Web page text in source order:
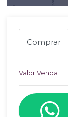
Comprar
Valor Venda